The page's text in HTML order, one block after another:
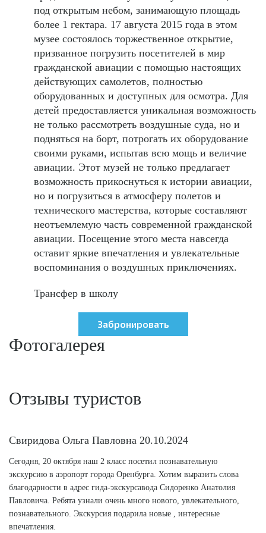
под открытым небом, занимающую площадь
более 1 гектара. 17 августа 2015 года в этом
музее состоялось торжественное открытие,
призванное погрузить посетителей в мир
гражданской авиации с помощью настоящих
действующих самолетов, полностью
оборудованных и доступных для осмотра. Для
детей предоставляется уникальная возможность
не только рассмотреть воздушные суда, но и
подняться на борт, потрогать их оборудование
своими руками, испытав всю мощь и величие
авиации. Этот музей не только предлагает
возможность прикоснуться к истории авиации,
но и погрузиться в атмосферу полетов и
технического мастерства, которые составляют
неотъемлемую часть современной гражданской
авиации. Посещение этого места навсегда
оставит яркие впечатления и увлекательные
воспоминания о воздушных приключениях.
Трансфер в школу
Фотогалерея
Отзывы туристов
Свиридова Ольга Павловна 20.10.2024
Сегодня, 20 октября наш 2 класс посетил познавательную
экскурсию в аэропорт города Оренбурга. Хотим выразить слова
благодарности в адрес гида-экскурсавода Сидоренко Анатолия
Павловича. Ребята узнали очень много нового, увлекательного,
познавательного. Экскурсия подарила новые , интересные
впечатления.